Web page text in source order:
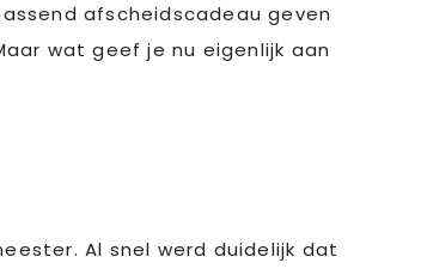
afscheidscadeau geven
wat geef je nu eigenlijk aan
Al snel werd duidelijk dat